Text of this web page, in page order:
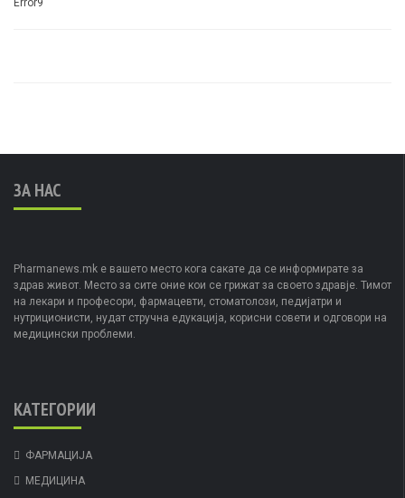
Error9
ЗА НАС
Pharmanews.mk е вашето место кога сакате да се информирате за
здрав живот. Место за сите оние кои се грижат за своето здравје. Тимот
на лекари и професори, фармацевти, стоматолози, педијатри и
нутриционисти, нудат стручна едукација, корисни совети и одговори на
медицински проблеми.
КАТЕГОРИИ
ФАРМАЦИЈА
МЕДИЦИНА